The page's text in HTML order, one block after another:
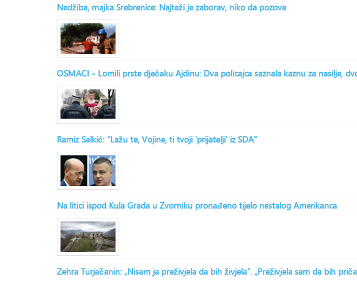
Nedžiba, majka Srebrenice: Najteži je zaborav, niko da pozove
OSMACI - Lomili prste dječaku Ajdinu: Dva policajca saznala kaznu za nasilje,
Ramiz Salkić: "Lažu te, Vojine, ti tvoji 'prijatelji' iz SDA"
Na litici ispod Kula Grada u Zvorniku pronađeno tijelo nestalog Amerikanca
Zehra Turjačanin: „Nisam ja preživjela da bih živjela“. „Preživjela sam da bih